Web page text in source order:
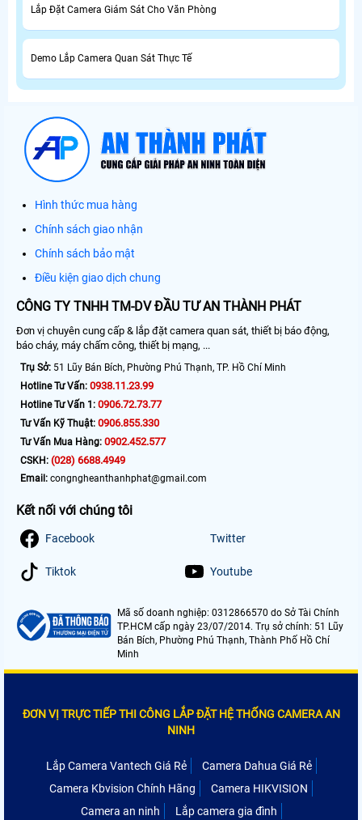
Lắp Đặt Camera Giám Sát Cho Văn Phòng
Demo Lắp Camera Quan Sát Thực Tế
Hình thức mua hàng
Chính sách giao nhận
Chính sách bảo mật
Điều kiện giao dịch chung
CÔNG TY TNHH TM-DV ĐẦU TƯ AN THÀNH PHÁT
Đơn vị chuyên cung cấp & lắp đặt camera quan sát, thiết bị báo động,
báo cháy, máy chấm công, thiết bị mạng, ...
Trụ Sở: 51 Lũy Bán Bích, Phường Phú Thạnh, TP. Hồ Chí Minh
Hotline Tư Vấn: 0938.11.23.99
Hotline Tư Vấn 1: 0906.72.73.77
Tư Vấn Kỹ Thuật: 0906.855.330
Tư Vấn Mua Hàng: 0902.452.577
CSKH: (028) 6688.4949
Email: congngheanthanhphat@gmail.com
Kết nối với chúng tôi
Facebook Twitter
Tiktok Youtube
Mã số doanh nghiệp: 0312866570 do Sở Tài Chính
TP.HCM cấp ngày 23/07/2014. Trụ sở chính: 51 Lũy
Bán Bích, Phường Phú Thạnh, Thành Phố Hồ Chí
Minh
ĐƠN VỊ TRỰC TIẾP THI CÔNG LẮP ĐẶT HỆ THỐNG CAMERA AN
NINH
Lắp Camera Vantech Giá Rẻ
Camera Dahua Giá Rẻ
Camera Kbvision Chính Hãng
Camera HIKVISION
Camera an ninh
Lắp camera gia đình